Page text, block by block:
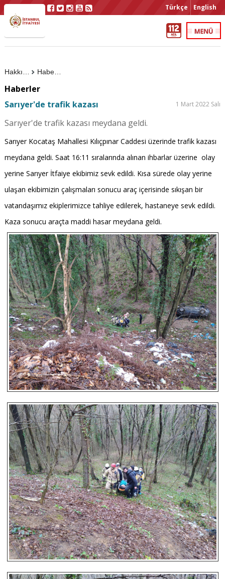
Türkçe English
Haberler
Haberler
Sarıyer'de trafik kazası
1 Mart 2022 Salı
Sarıyer'de trafik kazası meydana geldi.
Sarıyer Kocataş Mahallesi Kılıçpınar Caddesi üzerinde trafik kazası
meydana geldi. Saat 16:11 sıralarında alınan ihbarlar üzerine olay
yerine Sarıyer İtfaiye ekibimiz sevk edildi. Kısa sürede olay yerine
ulaşan ekibimizin çalışmaları sonucu araç içerisinde sıkışan bir
vatandaşımız ekiplerimizce tahliye edilerek, hastaneye sevk edildi.
Kaza sonucu araçta maddi hasar meydana geldi.